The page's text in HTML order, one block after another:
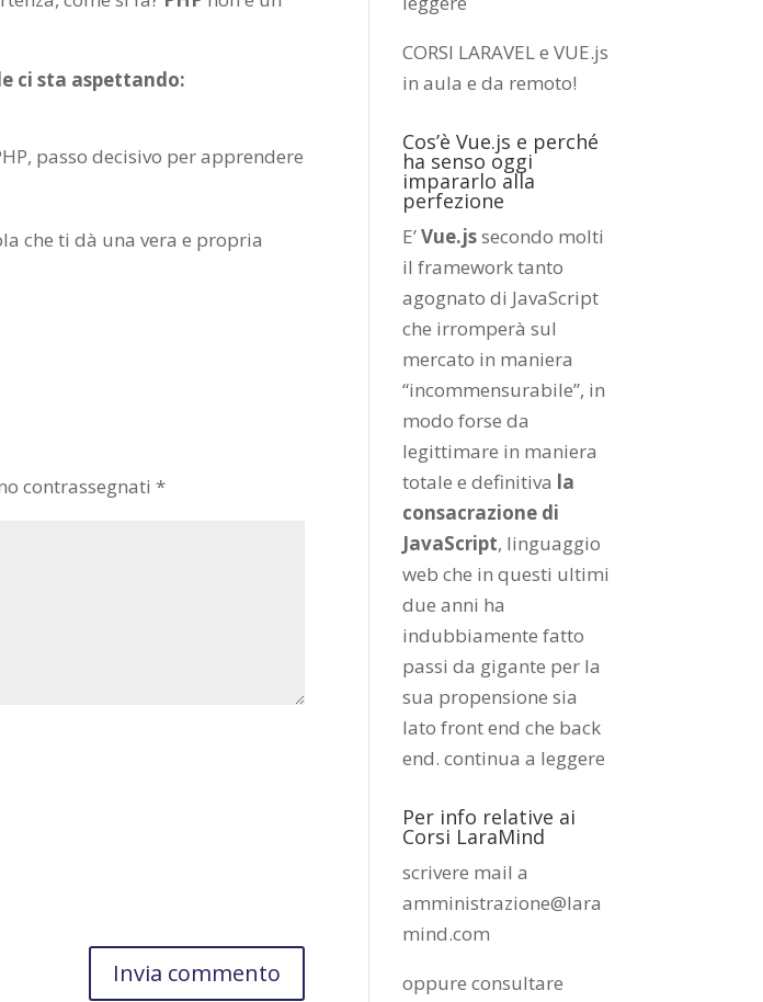
ci sta aspettando:
passo decisivo per apprendere
che ti dà una vera e propria
contrassegnati *
CORSI LARAVEL e VUE.js
in aula e da remoto!
Cos’è Vue.js e perché
ha senso oggi
impararlo alla
perfezione
E’Vue.jssecondo molti
il framework tanto
agognato di JavaScript
che irromperà sul
mercato in maniera
“incommensurabile”, in
modo forse da
legittimare in maniera
totale e definitiva la
consacrazione di
JavaScript, linguaggio
web che in questi ultimi
due anni ha
indubbiamente fatto
passi da gigante per la
sua propensione sia
lato front end che back
end.continua a leggere
Per info relative ai
Corsi LaraMind
scrivere mail a
amministrazione@lara
mind.com
oppure consultare